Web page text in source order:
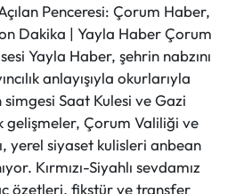
Penceresi: Çorum Haber,
Dakika | Yayla Haber Çorum
Yayla Haber, şehrin nabzını
anlayışıyla okurlarıyla
Saat Kulesi ve Gazi
gelişmeler, Çorum Valiliği ve
yerel siyaset kulisleri anbean
Kırmızı-Siyahlı sevdamız
özetleri, fikstür ve transfer